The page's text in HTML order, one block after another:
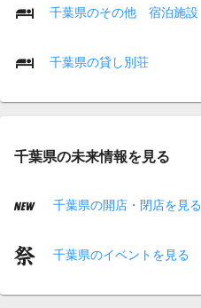
千葉県のその他 宿泊施設
千葉県の貸し別荘
千葉県の未来情報を見る
千葉県の開店・閉店を見る
千葉県のイベントを見る